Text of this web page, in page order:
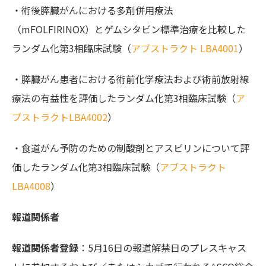
・術後膵臓がんにおける多剤併用療法
（mFOLFIRINOX）とゲムシタビン標準治療を比較した
ランダム化第3相臨床試験（アブストラクト LBA4001）
・膵臓がん患者における術前化学療法および術前放射線
療法の有益性を評価したランダム化第3相臨床試験（ア
ブストラクトLBA4002）
・食道がん予防のための制酸剤とアスピリンについて評
価したランダム化第3相臨床試験（アブストラクト
LBA4008）
報道関係者
報道関係者登録 ：5月16日の報道解禁日のプレスキャス